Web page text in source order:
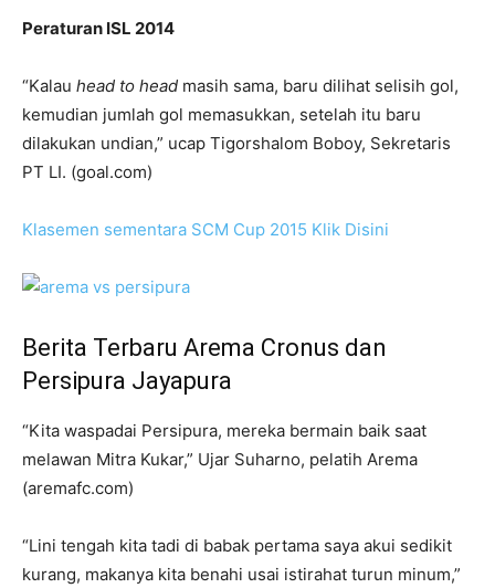
Peraturan ISL 2014
“Kalau head to head masih sama, baru dilihat selisih gol,
kemudian jumlah gol memasukkan, setelah itu baru
dilakukan undian,” ucap Tigorshalom Boboy, Sekretaris
PT LI. (goal.com)
Klasemen sementara SCM Cup 2015 Klik Disini
Berita Terbaru Arema Cronus dan
Persipura Jayapura
“Kita waspadai Persipura, mereka bermain baik saat
melawan Mitra Kukar,” Ujar Suharno, pelatih Arema
(aremafc.com)
“Lini tengah kita tadi di babak pertama saya akui sedikit
kurang, makanya kita benahi usai istirahat turun minum,”